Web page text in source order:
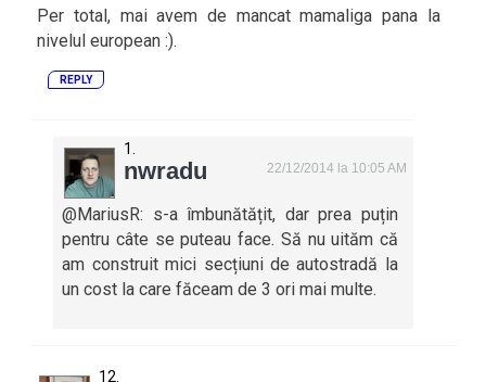
Per total, mai avem de mancat mamaliga pana la
nivelul european :).
REPLY
nwradu 22/12/2014 la 10:05 AM
@MariusR: s-a îmbunătățit, dar prea puțin
pentru câte se puteau face. Să nu uităm că
am construit mici secțiuni de autostradă la
un cost la care făceam de 3 ori mai multe.